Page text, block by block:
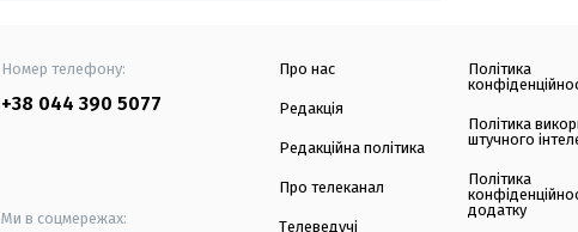
Номер телефону:
+38 044 390 5077
Ми в соцмережах:
Про нас
Редакція
Редакційна політика
Про телеканал
Телеведучі
Політика
Політика
штучного
Політика
додатку